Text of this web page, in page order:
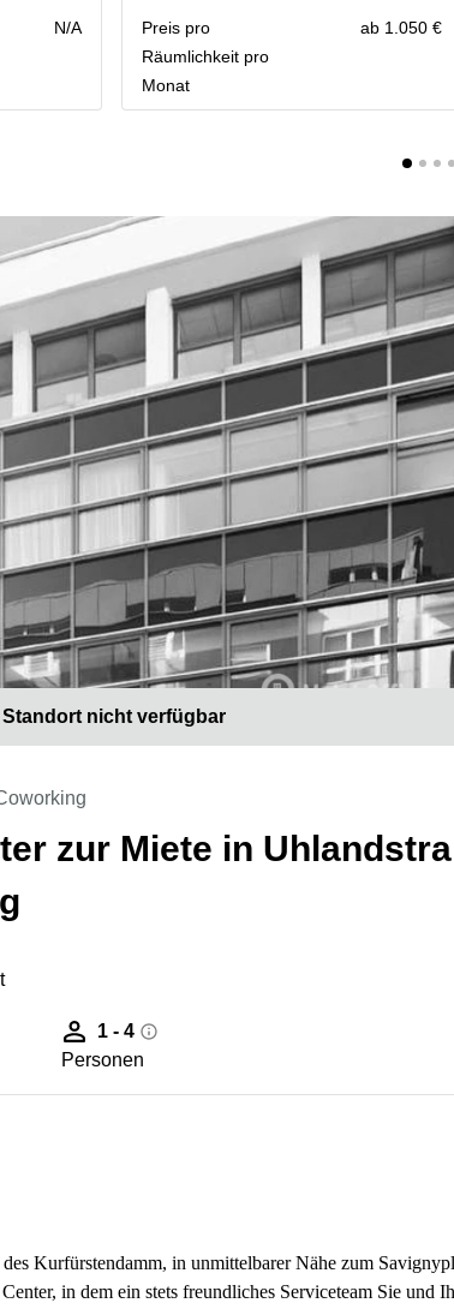
N/A
Preis pro
Räumlichkeit pro
Monat
ab 1.050 €
Standort nicht verfügbar
zur Miete in
1 - 4
Personen
Kurfürstendamm, in unmittelbarer Nähe zum
in dem ein stets freundliches Serviceteam Sie und